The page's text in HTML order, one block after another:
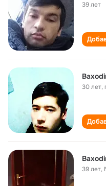
39 лет
30 лет,
39 лет,